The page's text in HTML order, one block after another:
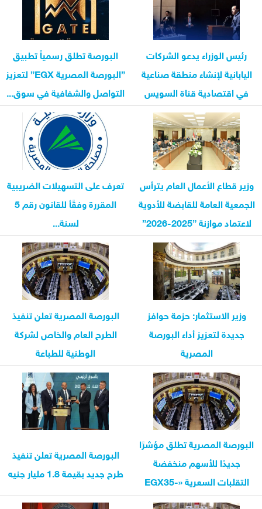
رئيس الوزراء يدعو الشركات
اليابانية لإنشاء منطقة صناعية
في اقتصادية قناة السويس
البورصة تطلق رسمياً تطبيق
”البورصة المصرية EGX” لتعزيز
التواصل والشفافية في سوق...
وزير قطاع الأعمال العام يترأس
الجمعية العامة للقابضة للأدوية
لاعتماد موازنة ”2025-2026”
تعرف على التسهيلات الضريبية
المقررة وفقًأ للقانون رقم 5
لسنة...
وزير الاستثمار: حزمة حوافز
جديدة لتعزيز أداء البورصة
المصرية
البورصة المصرية تعلن تنفيذ
الطرح العام والخاص لشركة
الوطنية للطباعة
البورصة المصرية تطلق مؤشرًا
جديدًا للأسهم منخفضة
التقلبات السعرية «EGX35-
LV»
البورصة المصرية تعلن تنفيذ
طرح جديد بقيمة 1.8 مليار جنيه